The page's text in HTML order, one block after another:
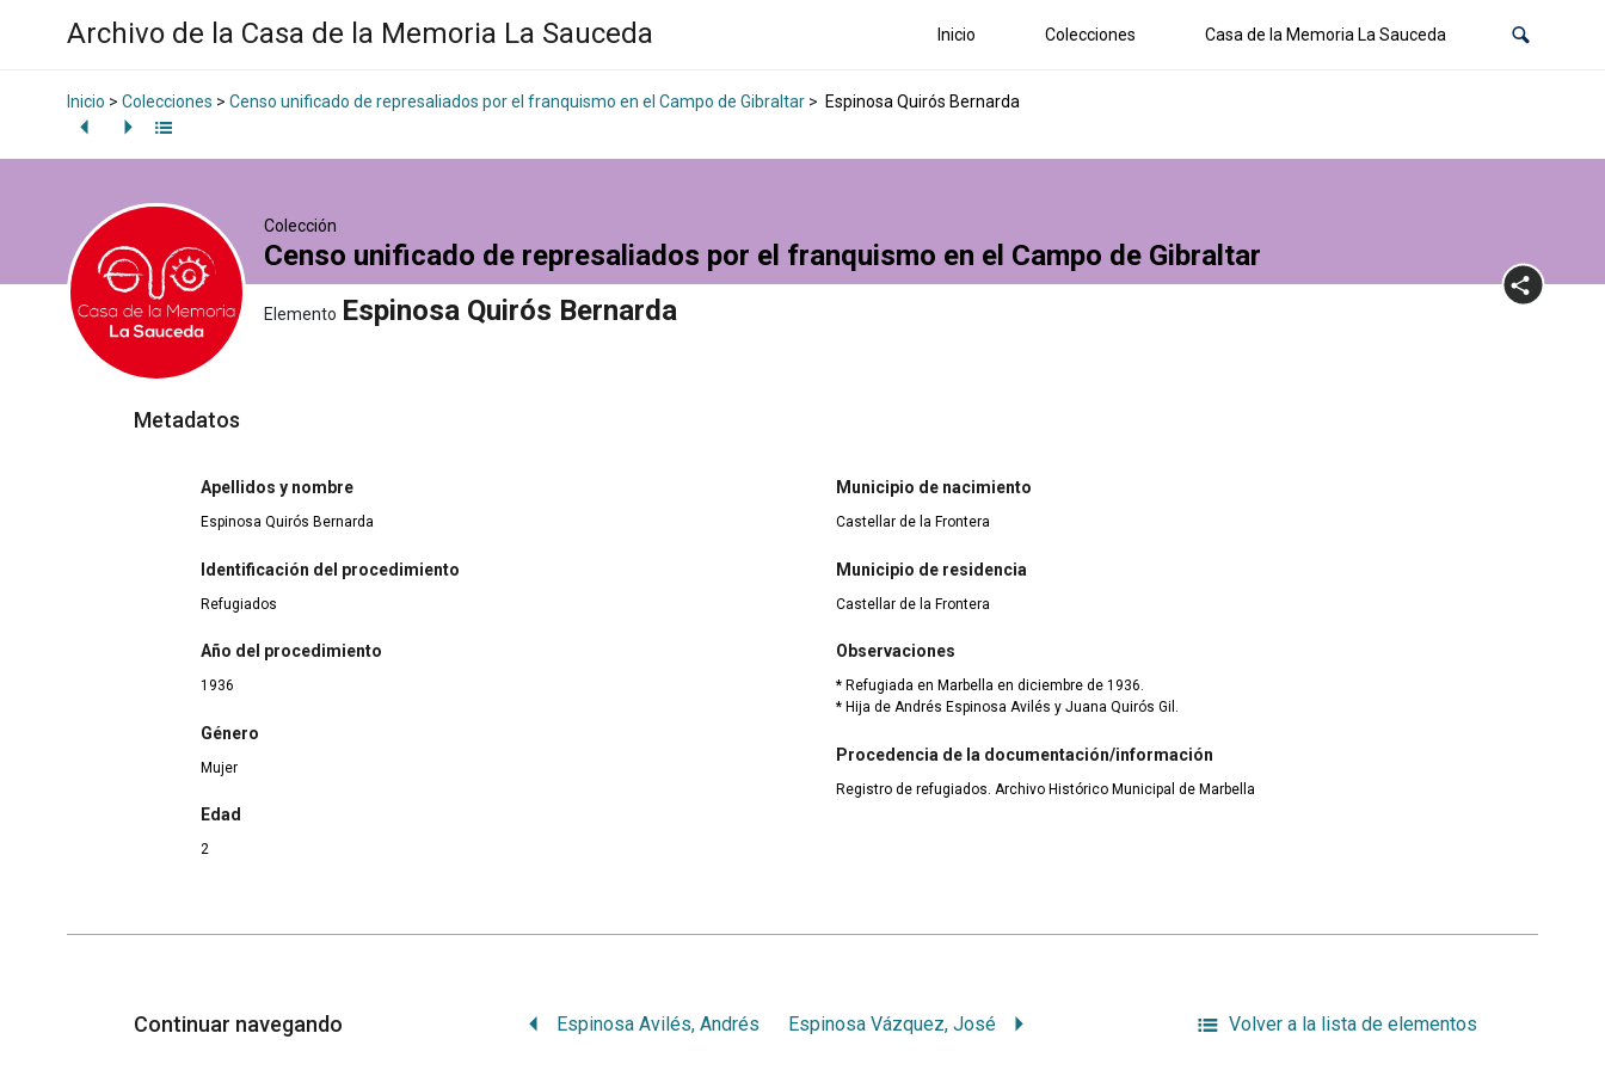
Archivo de la Casa de la Memoria La Sauceda Inicio Colecciones Casa de la Memoria La Sauceda
Inicio > Colecciones > Censo unificado de represaliados por el franquismo en el Campo de Gibraltar > Espinosa Quirós Bernarda
Colección
Censo unificado de represaliados por el franquismo en el Campo de Gibraltar
Elemento Espinosa Quirós Bernarda
Metadatos
Apellidos y nombre
Espinosa Quirós Bernarda
Identificación del procedimiento
Refugiados
Año del procedimiento
1936
Género
Mujer
Edad
2
Municipio de nacimiento
Castellar de la Frontera
Municipio de residencia
Castellar de la Frontera
Observaciones
* Refugiada en Marbella en diciembre de 1936.
* Hija de Andrés Espinosa Avilés y Juana Quirós Gil.
Procedencia de la documentación/información
Registro de refugiados. Archivo Histórico Municipal de Marbella
Continuar navegando Espinosa Avilés, Andrés Espinosa Vázquez, José Volver a la lista de elementos